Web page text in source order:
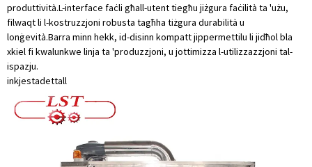
produttività.L-interface faċli għall-utent tiegħu jiżgura faċilità ta 'użu,
filwaqt li l-kostruzzjoni robusta tagħha tiżgura durabilità u
lonġevità.Barra minn hekk, id-disinn kompatt jippermettilu li jidħol bla
xkiel fi kwalunkwe linja ta 'produzzjoni, u jottimizza l-utilizzazzjoni tal-
ispazju.
inkjestadettall